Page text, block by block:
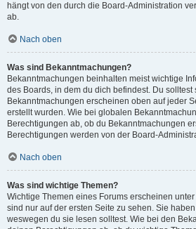
hängt von den durch die Board-Administration
ab.
Nach oben
Was sind Bekanntmachungen?
Bekanntmachungen beinhalten meist wichtige
des Boards, in dem du dich befindest. Du solltest
Bekanntmachungen erscheinen oben auf jeder
erstellt wurden. Wie bei globalen
Berechtigungen ab, ob du Bekanntmachungen
Berechtigungen werden von der Board-
Nach oben
Was sind wichtige Themen?
Wichtige Themen eines Forums erscheinen
sind nur auf der ersten Seite zu sehen. Sie
weswegen du sie lesen solltest. Wie bei den